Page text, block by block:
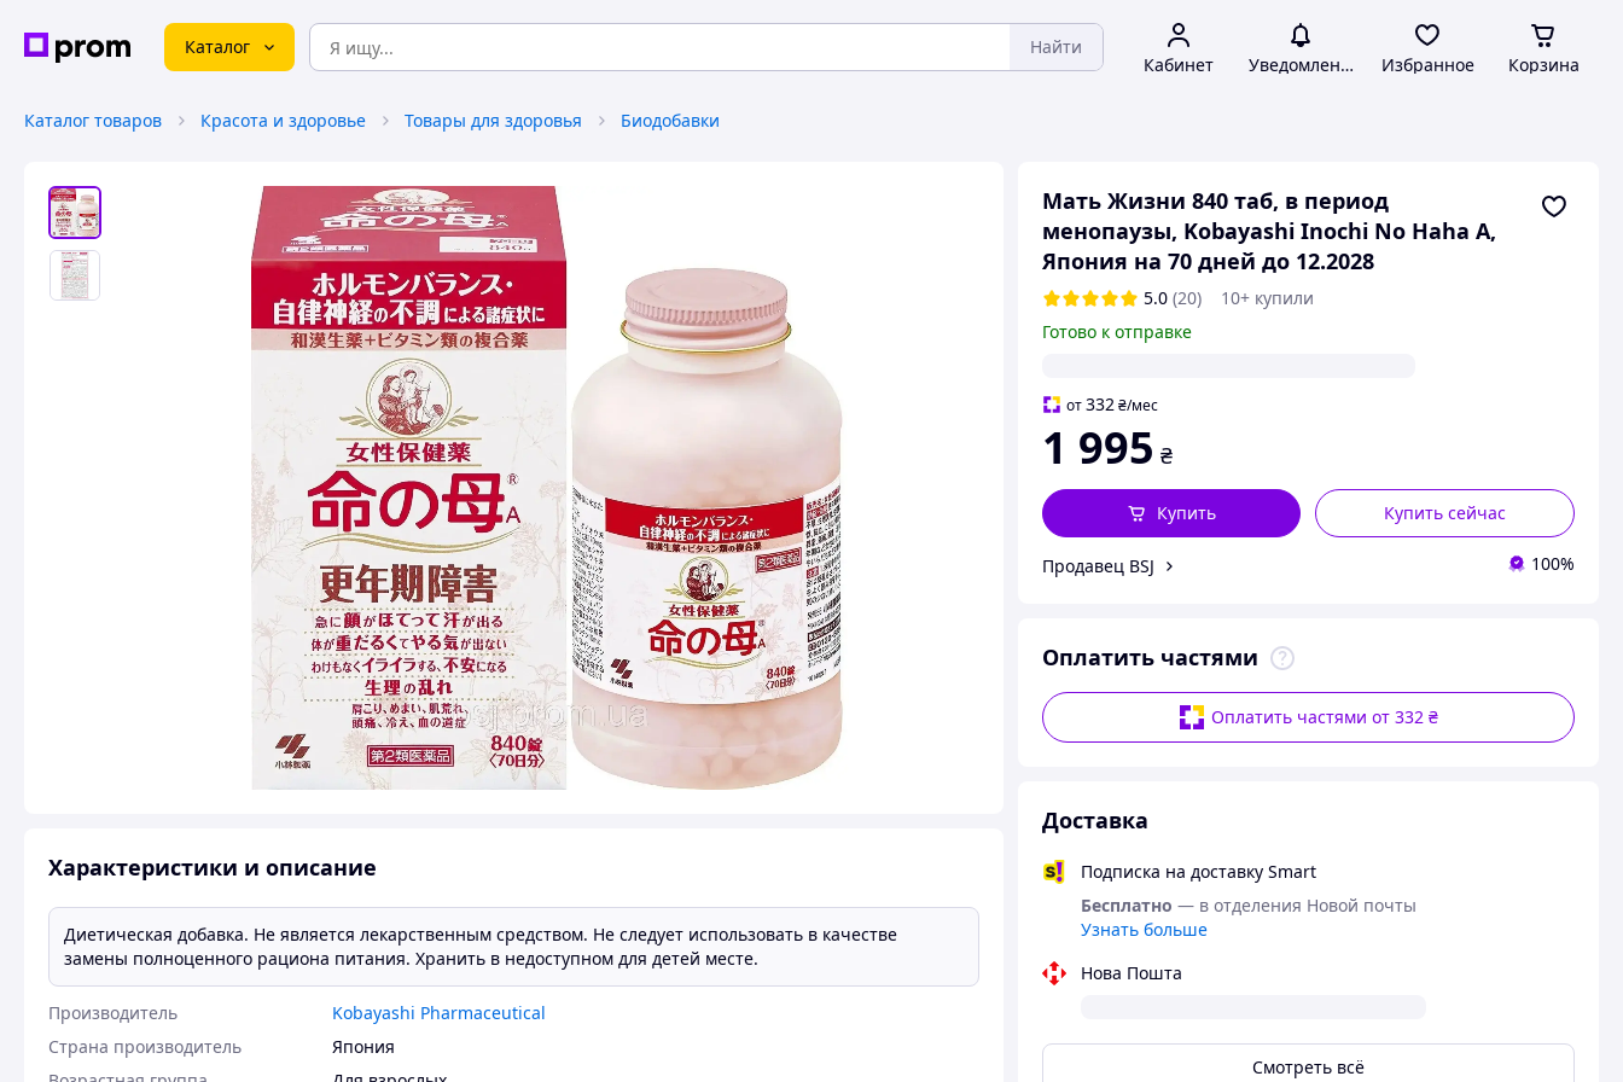
Каталог Найти
Кабинет Уведомления Избранное Корзина
Каталог товаров Красота и здоровье Товары для здоровья Биодобавки
Мать Жизни 840 таб, в период
менопаузы, Kobayashi Inochi No Haha A,
Япония на 70 дней до 12.2028
5.0 (20)
10+ купили
Готово к отправке
от332 ₴/мес
1 995 ₴
Купить сейчас
Купить
Продавец BSJ 100%
Оплатить частями
Оплатить частями от 332 ₴
Доставка
Подписка на доставку Smart
Бесплатно — в отделения Новой почты
Узнать больше
Нова Пошта
Смотреть всё
Характеристики и описание
Диетическая добавка. Не является лекарственным средством. Не следует использовать в качестве
замены полноценного рациона питания. Хранить в недоступном для детей месте.
Производитель
Kobayashi Pharmaceutical
Страна производитель
Япония